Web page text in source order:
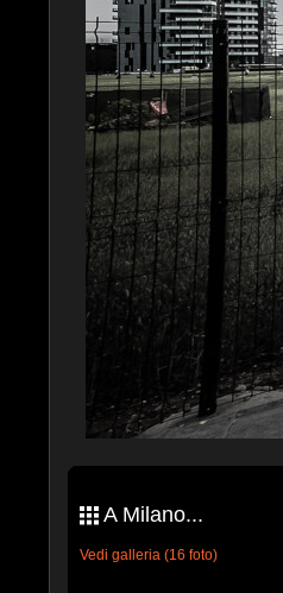
A Milano...
Vedi galleria (16 foto)